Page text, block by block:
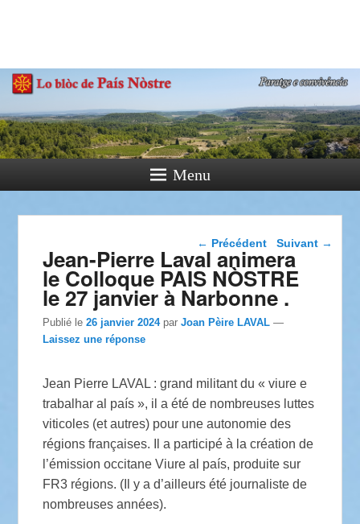
Paratge e Convivència
Menu
Navigation dans les
articles
← Précédent Suivant →
Jean-Pierre Laval animera
le Colloque PAIS NÒSTRE
le 27 janvier à Narbonne .
Publié le26 janvier 2024 parJoan Pèire LAVAL —
Laissez une réponse
Jean Pierre LAVAL : grand militant du « viure e
trabalhar al país », il a été de nombreuses luttes
viticoles (et autres) pour une autonomie des
régions françaises. Il a participé à la création de
l’émission occitane Viure al país, produite sur
FR3 régions. (Il y a d’ailleurs été journaliste de
nombreuses années).